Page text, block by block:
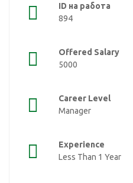
ID на работа
894
Offered Salary
5000
Career Level
Manager
Experience
Less Than 1 Year